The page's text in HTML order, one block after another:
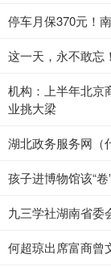
停车月保370元！
这一天，永不敢忘！
机构：上半年北京
业挑大梁
湖北政务服务网（
孩子进博物馆该“卷
九三学社湖南省委
何超琼出席富商曾